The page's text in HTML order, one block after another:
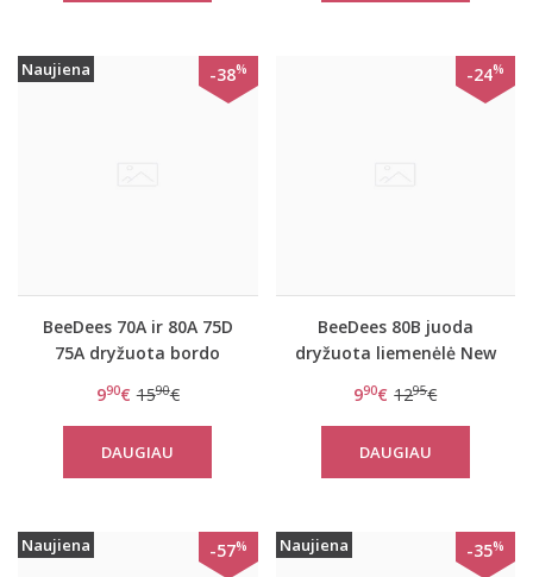
Naujiena -38%
BeeDees 70A ir 80A 75D
75A dryžuota bordo
WHPM
990€ 1590€
DAUGIAU
-24%
BeeDees 80B juoda
dryžuota liemenėlė New
990€ 1295€
DAUGIAU
Naujiena -57% Naujiena -35%